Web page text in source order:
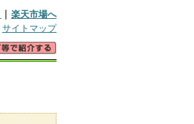
楽天市場へ
サイトマップ